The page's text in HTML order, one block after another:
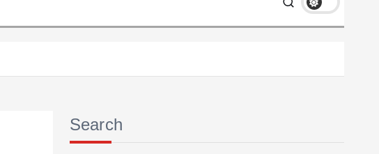
Search